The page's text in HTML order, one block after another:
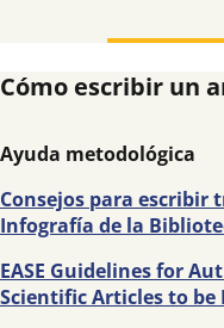
Cómo escribir un
Ayuda metodológica
Consejos para escribir
Infografía de la
EASE Guidelines for
Scientific Articles to be